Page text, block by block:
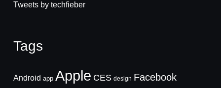
Tweets by techfieber
Tags
Android app Apple CES design Facebook